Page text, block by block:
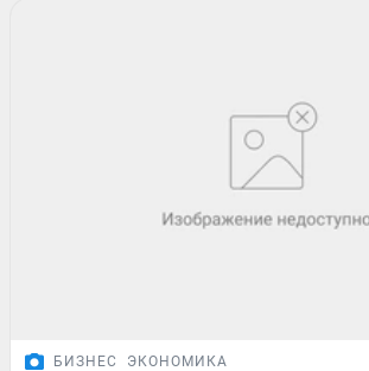
БИЗНЕС ЭКОНОМИКА